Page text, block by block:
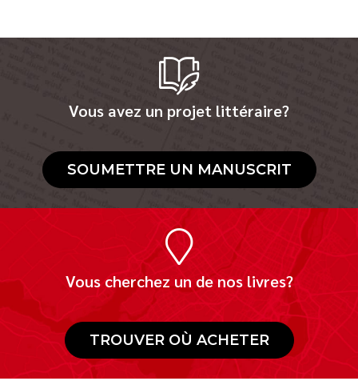
Vous avez un projet littéraire?
SOUMETTRE UN MANUSCRIT
Vous cherchez un de nos livres?
TROUVER OÙ ACHETER